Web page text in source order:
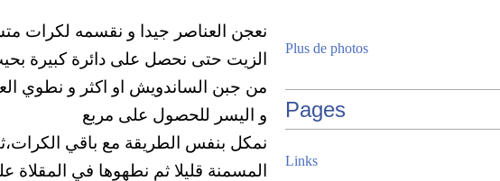
نعجن العناصر جيدا و نقسمه لكرات
الزيت حتى نحصل على دائرة كبيرة
من جبن الساندويش او اكثر و نطوي
و اليسر للحصول على مربع
نمكل بنفس الطريقة مع باقي
المسمنة قليلا ثم نطهوها في المقلاة
Plus de photos
Pages
Links